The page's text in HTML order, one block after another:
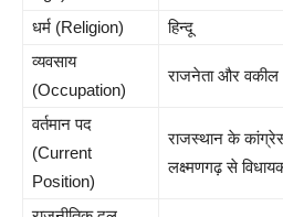
धर्म (Religion)
हिन्दू
व्यवसाय
(Occupation)
राजनेता और वकील
वर्तमान पद
(Current
Position)
राजस्थान के
लक्ष्मणगढ़ से